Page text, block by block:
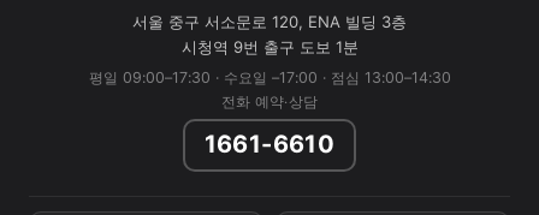
서울 중구 서소문로 120, ENA 빌딩 3층
시청역 9번 출구 도보 1분
평일 09:00–17:30 · 수요일 –17:00 · 점심 13:00–14:30
전화 예약·상담
1661-6610